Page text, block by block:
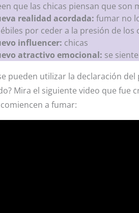
que las chicas piensan que son
realidad acordada: fumar no
por ceder a la presión de los
influencer: chicas
atractivo emocional: se
pueden utilizar la declaración
Mira el siguiente video que fue
a fumar: